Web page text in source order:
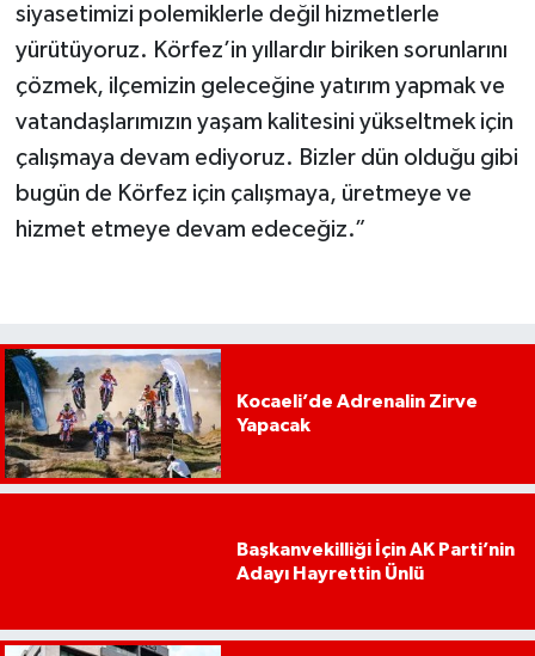
siyasetimizi polemiklerle değil hizmetlerle
yürütüyoruz. Körfez’in yıllardır biriken sorunlarını
çözmek, ilçemizin geleceğine yatırım yapmak ve
vatandaşlarımızın yaşam kalitesini yükseltmek için
çalışmaya devam ediyoruz. Bizler dün olduğu gibi
bugün de Körfez için çalışmaya, üretmeye ve
hizmet etmeye devam edeceğiz.”
Kocaeli’de Adrenalin Zirve
Yapacak
Başkanvekilliği İçin AK Parti’nin
Adayı Hayrettin Ünlü